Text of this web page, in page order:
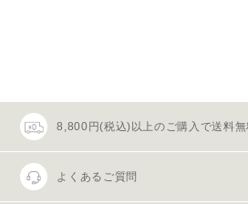
3. パスワードの管理
(1)パスワードは会員本人のみが利用でき
渡・貸与できないものとします。
(2)パスワードは、他人に知られることが
等、会員本人が責任をもって管理してくだ
8,800円(税込)以上のご購入で送料無
よくあるご質問